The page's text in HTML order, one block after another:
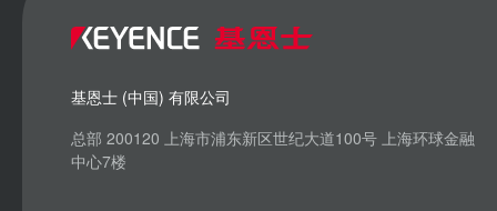
基恩士 (中国) 有限公司
总部 200120 上海市浦东新区世纪大道100号 上海环球金融
中心7楼